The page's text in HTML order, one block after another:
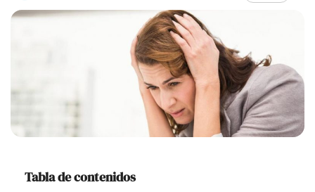
Relaciones
Ayuda
Cursos
Recursos
Tabla de contenidos